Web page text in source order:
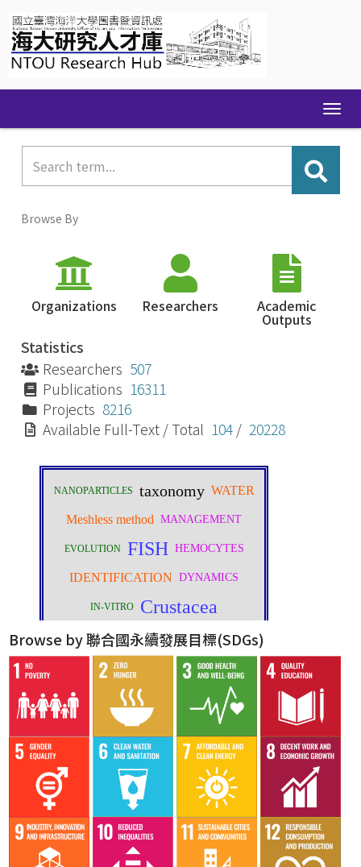
navigation
Browse By
Organizations Researchers Academic
Outputs
Statistics
Researchers 507
Publications 16311
Projects 8216
Available Full-Text / Total 104 / 20228
Browse by 聯合國永續發展目標(SDGs)